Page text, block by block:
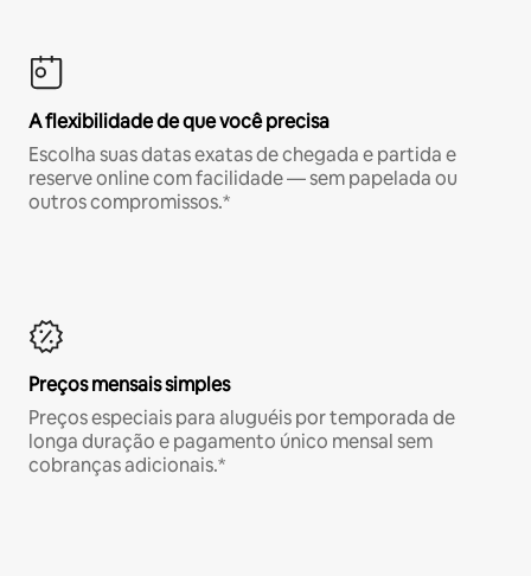
A flexibilidade de que você precisa
Escolha suas datas exatas de chegada e partida e
reserve online com facilidade — sem papelada ou
outros compromissos.*
Preços mensais simples
Preços especiais para aluguéis por temporada de
longa duração e pagamento único mensal sem
cobranças adicionais.*